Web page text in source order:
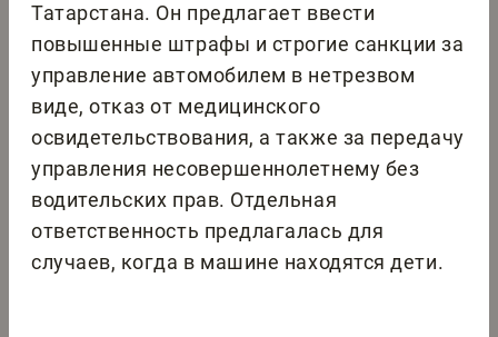
Татарстана. Он предлагает ввести
повышенные штрафы и строгие санкции за
управление автомобилем в нетрезвом
виде, отказ от медицинского
освидетельствования, а также за передачу
управления несовершеннолетнему без
водительских прав. Отдельная
ответственность предлагалась для
случаев, когда в машине находятся дети.